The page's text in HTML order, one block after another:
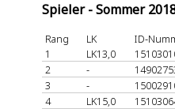
Spieler - Sommer
Rang LK
ID-
1
LK13,0
2
-
3
-
4
LK15,0